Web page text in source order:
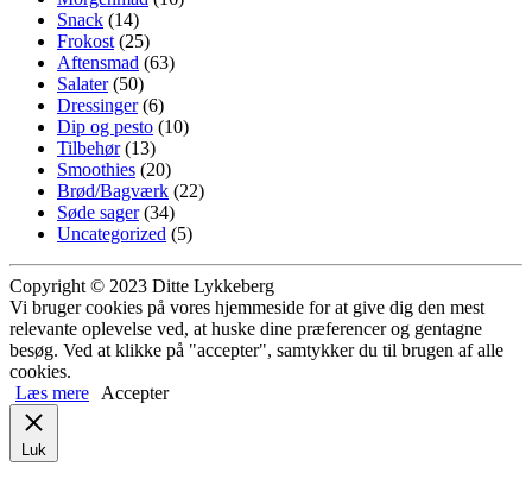
Snack (14)
Frokost (25)
Aftensmad (63)
Salater(50)
Dressinger(6)
Dip og pesto (10)
Tilbehør(13)
Smoothies (20)
Brød/Bagværk (22)
Søde sager(34)
Uncategorized (5)
Copyright © 2023 Ditte Lykkeberg
Vi bruger cookies på vores hjemmeside for at give dig den mest
relevante oplevelse ved, at huske dine præferencer og gentagne
besøg. Ved at klikke på "accepter", samtykker du til brugen af alle
cookies.
Læs mere
Accepter
Luk